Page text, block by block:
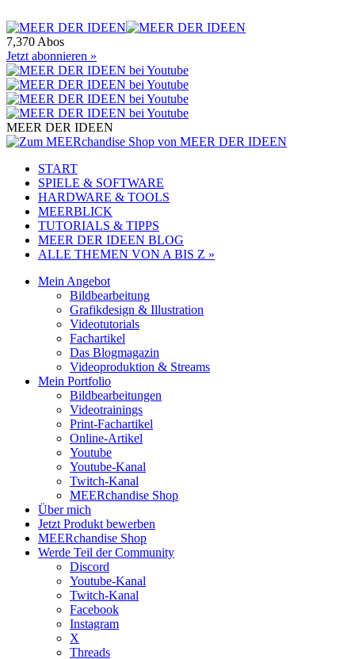
7,370 Abos
Jetzt abonnieren »
MEER DER IDEEN
START
SPIELE & SOFTWARE
HARDWARE & TOOLS
MEERBLICK
TUTORIALS & TIPPS
MEER DER IDEEN BLOG
ALLE THEMEN VON A BIS Z »
Mein Angebot
Bildbearbeitung
Grafikdesign & Illustration
Videotutorials
Fachartikel
Das Blogmagazin
Videoproduktion & Streams
Mein Portfolio
Bildbearbeitungen
Videotrainings
Print-Fachartikel
Online-Artikel
Youtube
Youtube-Kanal
Twitch-Kanal
MEERchandise Shop
Über mich
Jetzt Produkt bewerben
MEERchandise Shop
Werde Teil der Community
Discord
Youtube-Kanal
Twitch-Kanal
Facebook
Instagram
X
Threads